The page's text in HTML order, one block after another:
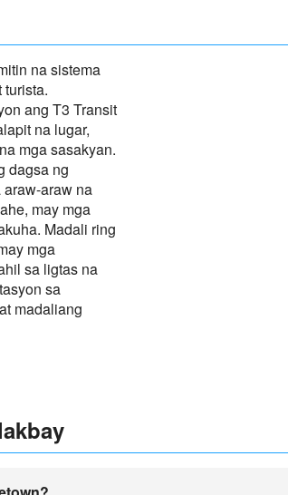
na sistema
ang T3 Transit
na lugar,
mga sasakyan.
dagsa ng
araw-araw na
may mga
Madali ring
mga
sa ligtas na
sa
madaliang